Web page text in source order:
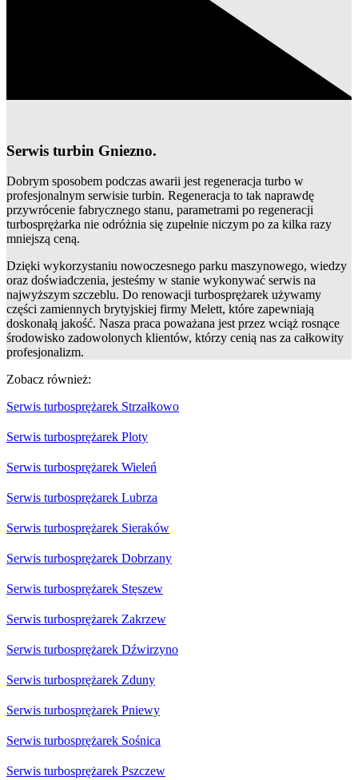
Serwis turbin Gniezno.
Dobrym sposobem podczas awarii jest regeneracja turbo w
profesjonalnym serwisie turbin. Regeneracja to tak naprawdę
przywrócenie fabrycznego stanu, parametrami po regeneracji
turbosprężarka nie odróżnia się zupełnie niczym po za kilka razy
mniejszą ceną.
Dzięki wykorzystaniu nowoczesnego parku maszynowego, wiedzy
oraz doświadczenia, jesteśmy w stanie wykonywać serwis na
najwyższym szczeblu. Do renowacji turbosprężarek używamy
części zamiennych brytyjskiej firmy Melett, które zapewniają
doskonałą jakość. Nasza praca poważana jest przez wciąż rosnące
środowisko zadowolonych klientów, którzy cenią nas za całkowity
profesjonalizm.
Zobacz również:
Serwis turbosprężarek Strzałkowo
Serwis turbosprężarek Ploty
Serwis turbosprężarek Wieleń
Serwis turbosprężarek Lubrza
Serwis turbosprężarek Sieraków
Serwis turbosprężarek Dobrzany
Serwis turbosprężarek Stęszew
Serwis turbosprężarek Zakrzew
Serwis turbosprężarek Dźwirzyno
Serwis turbosprężarek Zduny
Serwis turbosprężarek Pniewy
Serwis turbosprężarek Sośnica
Serwis turbosprężarek Pszczew